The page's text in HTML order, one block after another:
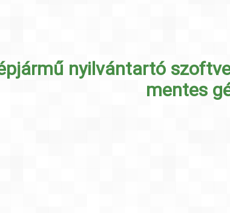
nyilvántartó
mentes